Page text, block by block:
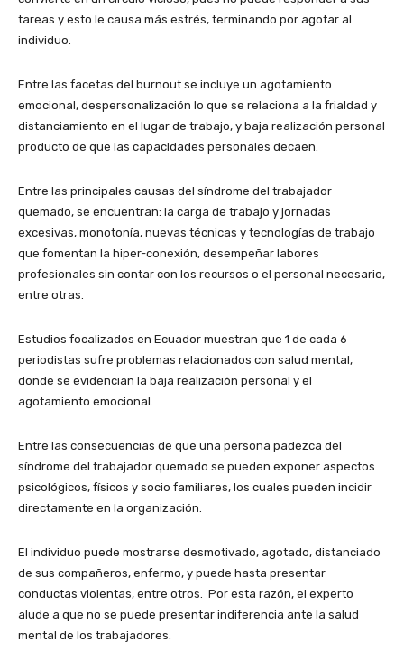
tareas y esto le causa más estrés, terminando por agotar al
individuo.
Entre las facetas del burnout se incluye un agotamiento
emocional, despersonalización lo que se relaciona a la frialdad y
distanciamiento en el lugar de trabajo, y baja realización personal
producto de que las capacidades personales decaen.
Entre las principales causas del síndrome del trabajador
quemado, se encuentran: la carga de trabajo y jornadas
excesivas, monotonía, nuevas técnicas y tecnologías de trabajo
que fomentan la hiper-conexión, desempeñar labores
profesionales sin contar con los recursos o el personal necesario,
entre otras.
Estudios focalizados en Ecuador muestran que 1 de cada 6
periodistas sufre problemas relacionados con salud mental,
donde se evidencian la baja realización personal y el
agotamiento emocional.
Entre las consecuencias de que una persona padezca del
síndrome del trabajador quemado se pueden exponer aspectos
psicológicos, físicos y socio familiares, los cuales pueden incidir
directamente en la organización.
El individuo puede mostrarse desmotivado, agotado, distanciado
de sus compañeros, enfermo, y puede hasta presentar
conductas violentas, entre otros. Por esta razón, el experto
alude a que no se puede presentar indiferencia ante la salud
mental de los trabajadores.